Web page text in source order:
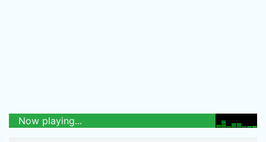
Now playing...